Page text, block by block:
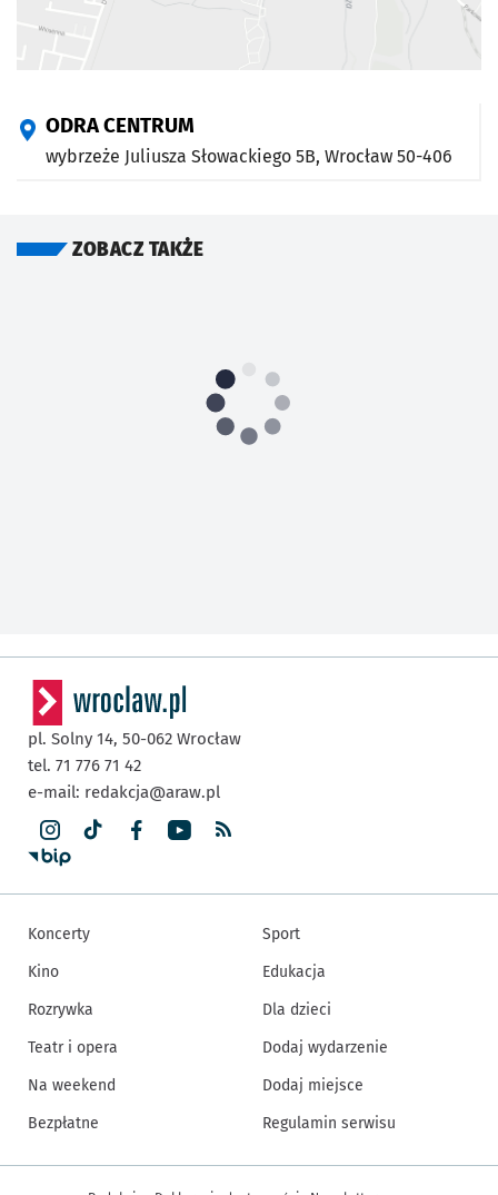
ODRA CENTRUM
wybrzeże Juliusza Słowackiego 5B, Wrocław 50-406
ZOBACZ TAKŻE
pl. Solny 14, 50-062 Wrocław
tel. 71 776 71 42
e-mail: redakcja@araw.pl
Koncerty
Kino
Rozrywka
Teatr i opera
Na weekend
Bezpłatne
Sport
Edukacja
Dla dzieci
Dodaj wydarzenie
Dodaj miejsce
Regulamin serwisu
Inne informacje